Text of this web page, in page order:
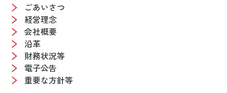
ごあいさつ
経営理念
会社概要
沿革
財務状況等
電子公告
重要な方針等